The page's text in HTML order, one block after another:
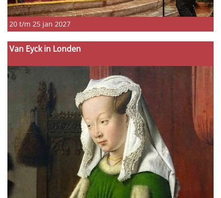
20 t/m 25 jan 2027
Van Eyck in Londen